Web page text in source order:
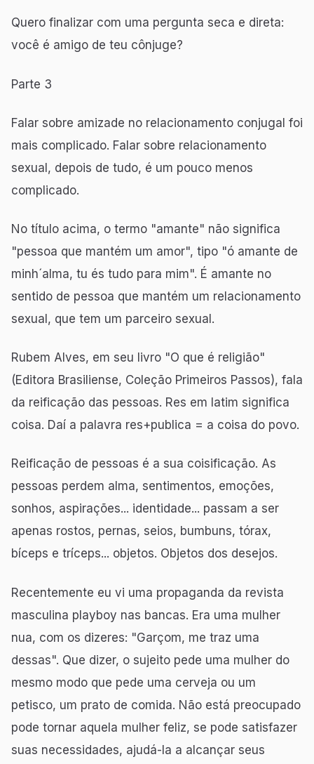
Quero finalizar com uma pergunta seca e direta:
você é amigo de teu cônjuge?
Parte 3
Falar sobre amizade no relacionamento conjugal foi
mais complicado. Falar sobre relacionamento
sexual, depois de tudo, é um pouco menos
complicado.
No título acima, o termo "amante" não significa
"pessoa que mantém um amor", tipo "ó amante de
minh´alma, tu és tudo para mim". É amante no
sentido de pessoa que mantém um relacionamento
sexual, que tem um parceiro sexual.
Rubem Alves, em seu livro "O que é religião"
(Editora Brasiliense, Coleção Primeiros Passos), fala
da reificação das pessoas. Res em latim significa
coisa. Daí a palavra res+publica = a coisa do povo.
Reificação de pessoas é a sua coisificação. As
pessoas perdem alma, sentimentos, emoções,
sonhos, aspirações... identidade... passam a ser
apenas rostos, pernas, seios, bumbuns, tórax,
bíceps e tríceps... objetos. Objetos dos desejos.
Recentemente eu vi uma propaganda da revista
masculina playboy nas bancas. Era uma mulher
nua, com os dizeres: "Garçom, me traz uma
dessas". Que dizer, o sujeito pede uma mulher do
mesmo modo que pede uma cerveja ou um
petisco, um prato de comida. Não está preocupado
pode tornar aquela mulher feliz, se pode satisfazer
suas necessidades, ajudá-la a alcançar seus